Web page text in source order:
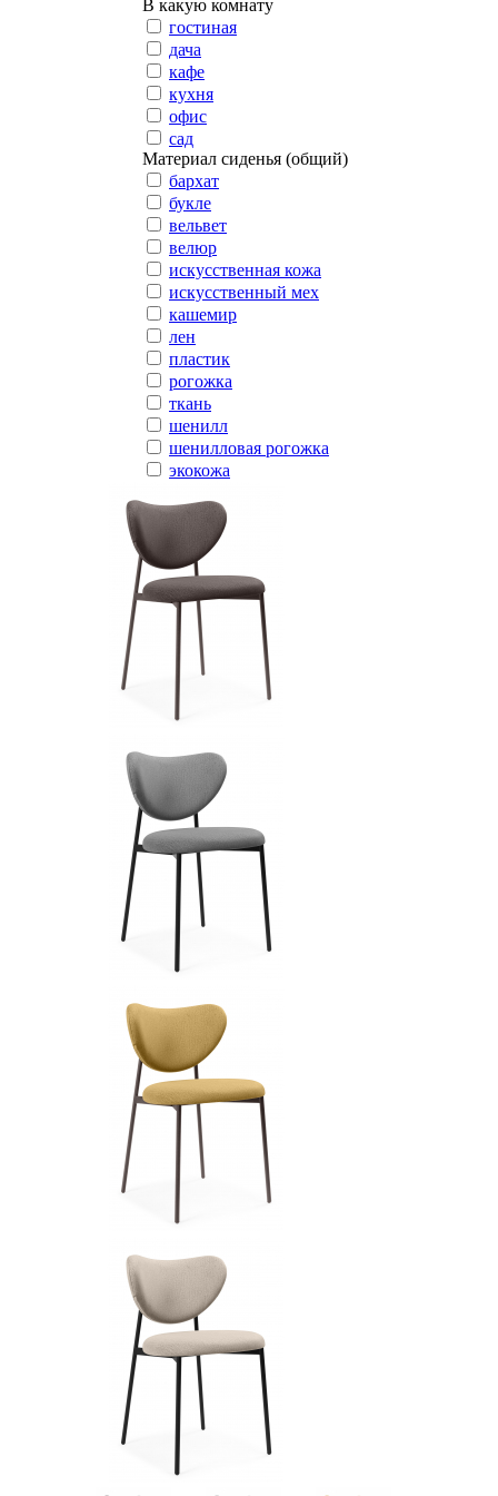
В какую комнату
гостиная
дача
кафе
кухня
офис
сад
Материал сиденья (общий)
бархат
букле
вельвет
велюр
искусственная кожа
искусственный мех
кашемир
лен
пластик
рогожка
ткань
шенилл
шенилловая рогожка
экокожа